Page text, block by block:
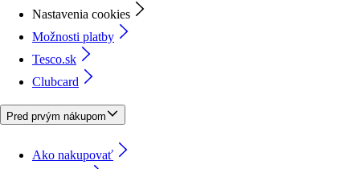
Nastavenia cookies
Možnosti platby
Tesco.sk
Clubcard
Pred prvým nákupom
Ako nakupovať